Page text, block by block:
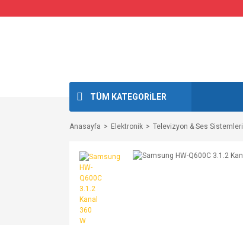
TÜM KATEGORİLER
Anasayfa Elektronik Televizyon & Ses Sistemleri